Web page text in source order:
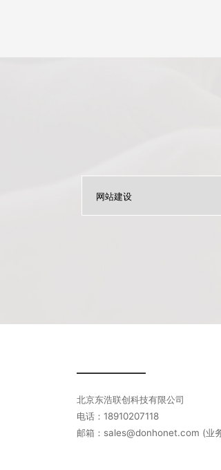
北京东浩联创科技有限公司
电话：18910207118
邮箱：sales@donhonet.com (业